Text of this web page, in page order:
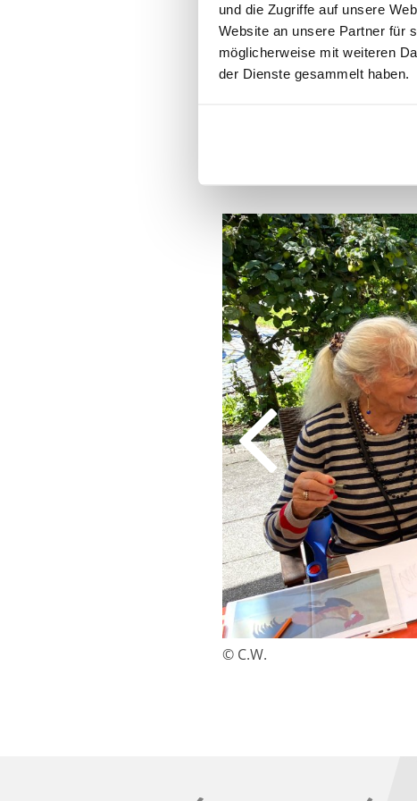
und die Zugriffe auf unsere
Website an unsere Partner für
möglicherweise mit weiteren
der Dienste gesammelt haben.
Idee, Projekte
der Aschauer
© C.W.